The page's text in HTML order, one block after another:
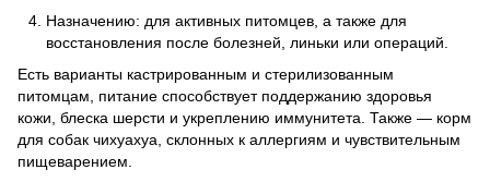
Назначению: для активных питомцев, а также для
восстановления после болезней, линьки или операций.
Есть варианты кастрированным и стерилизованным
питомцам, питание способствует поддержанию здоровья
кожи, блеска шерсти и укреплению иммунитета. Также — корм
для собак чихуахуа, склонных к аллергиям и чувствительным
пищеварением.